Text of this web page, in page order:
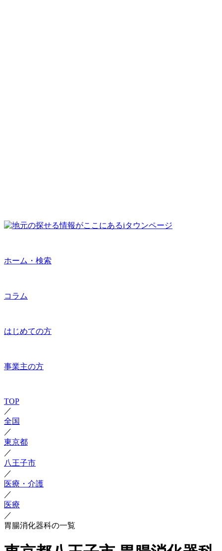
ホーム・検索
コラム
はじめての方
事業主の方
TOP
／
全国
／
東京都
／
八王子市
／
医療・介護
／
医療
／
胃腸消化器科の一覧